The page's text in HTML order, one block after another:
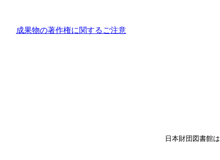
成果物の著作権に関するご注意
日本財団図書館